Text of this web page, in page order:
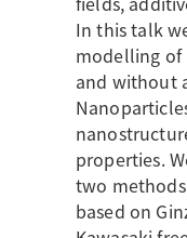
In this talk
modelling of
and without
properties.
two
based on